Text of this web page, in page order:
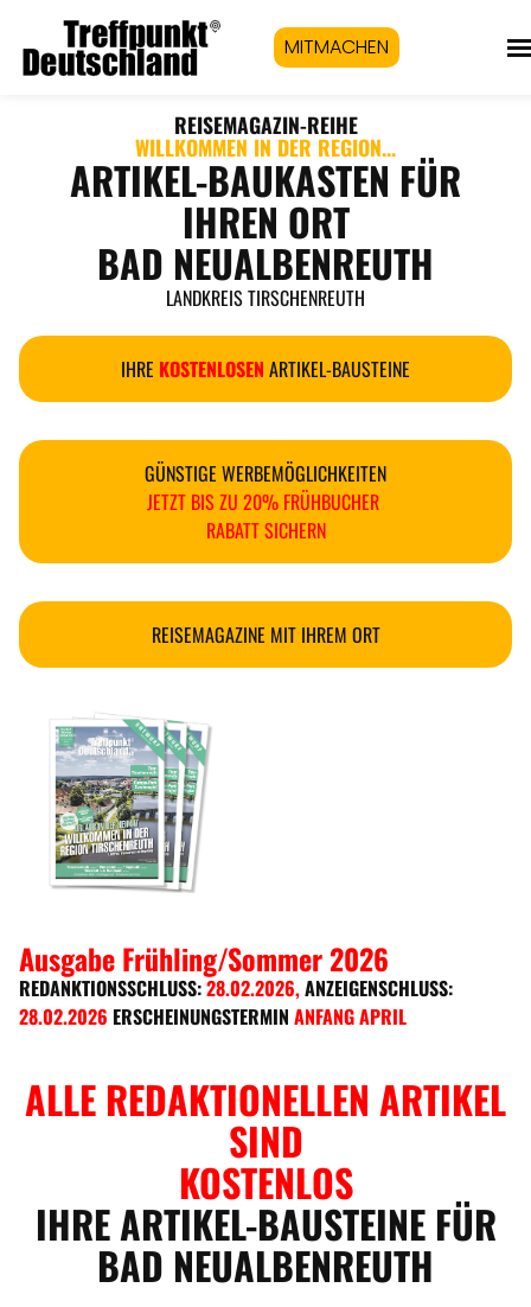
MITMACHEN
REISEMAGAZIN-REIHE
WILLKOMMEN IN DER REGION...
ARTIKEL-BAUKASTEN FÜR
IHREN ORT
BAD NEUALBENREUTH
LANDKREIS TIRSCHENREUTH
IHRE KOSTENLOSEN ARTIKEL-BAUSTEINE
GÜNSTIGE WERBEMÖGLICHKEITEN
JETZT BIS ZU 20% FRÜHBUCHER
RABATT SICHERN
REISEMAGAZINE MIT IHREM ORT
Ausgabe Frühling/Sommer 2026
REDANKTIONSSCHLUSS:28.02.2026,ANZEIGENSCHLUSS:
28.02.2026 ERSCHEINUNGSTERMIN ANFANG APRIL
ALLE REDAKTIONELLEN ARTIKEL
SIND
KOSTENLOS
IHRE ARTIKEL-BAUSTEINE FÜR
BAD NEUALBENREUTH